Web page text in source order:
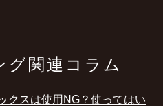
グ関連コラム
クスは使用NG？使ってはい